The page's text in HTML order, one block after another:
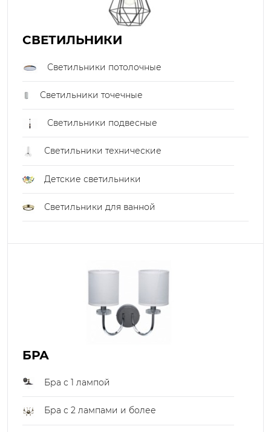
СВЕТИЛЬНИКИ
Светильники потолочные
Светильники точечные
Светильники подвесные
Светильники технические
Детские светильники
Светильники для ванной
БРА
Бра с 1 лампой
Бра с 2 лампами и более